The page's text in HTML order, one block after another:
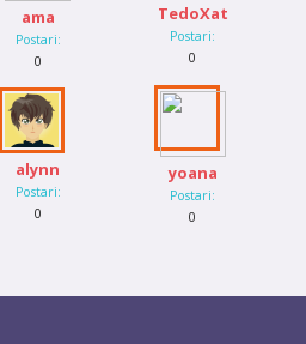
ama
Postari:
0
TedoXat
Postari:
0
alynn
Postari:
0
yoana
Postari:
0